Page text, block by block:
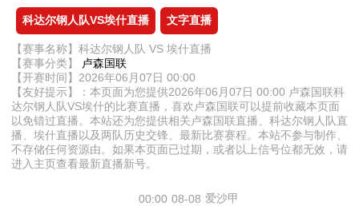
科达尔钢人队VS埃什直播 文字直播
【赛事名称】科达尔钢人队 VS 埃什直播
【赛事分类】
卢森国联
【开赛时间】2026年06月07日 00:00
【友好提示】：本页面为您提供2026年06月07日 00:00 卢森国联科
达尔钢人队VS埃什的比赛直播，喜欢卢森国联可以提前收藏本页面
以免错过直播。本站还为您提供相关卢森国联直播、科达尔钢人队直
播、埃什直播以及两队历史交锋、最新比赛赛程。本站不参与制作、
不存储任何资源由。如果本页面已过期，或者以上信号位都无效，请
进入主页查看最新直播新号。
08-08
00:00 爱沙甲